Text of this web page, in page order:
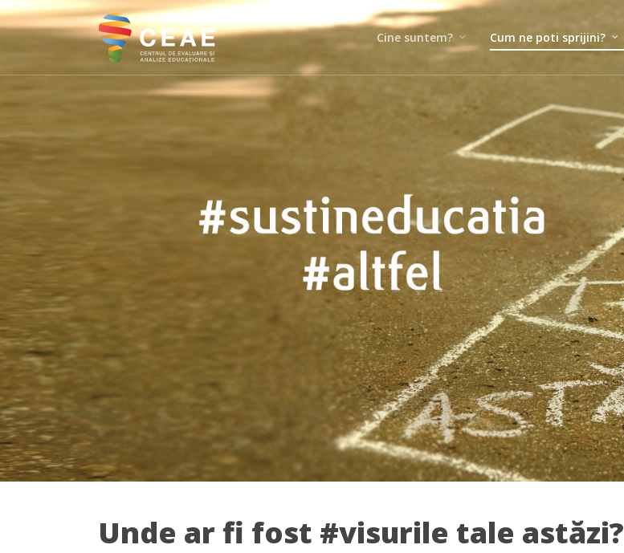
Cine suntem? Cum ne poti sprijini?
Unde ar fi fost #visurile tale astăzi?